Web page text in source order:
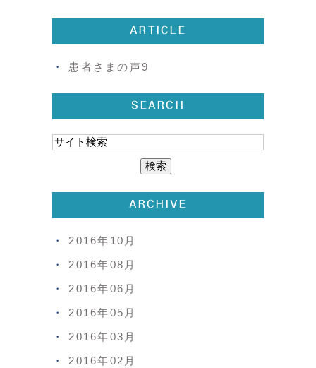
ARTICLE
患者さまの声9
SEARCH
ARCHIVE
2016年10月
2016年08月
2016年06月
2016年05月
2016年03月
2016年02月